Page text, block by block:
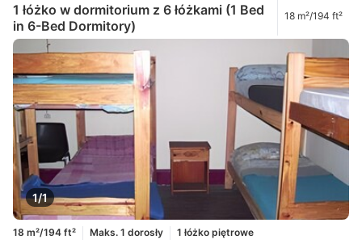
1 łóżko w dormitorium z 6 łóżkami (1 Bed
in 6-Bed Dormitory)
18 m²/194 ft²
1/1
18 m²/194 ft² Maks. 1 dorosły 1 łóżko piętrowe